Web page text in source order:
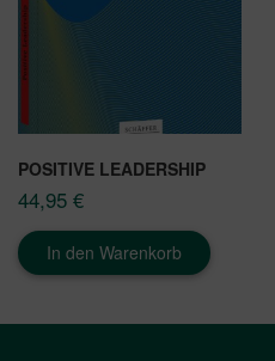
POSITIVE LEADERSHIP
44,95 €
In den Warenkorb